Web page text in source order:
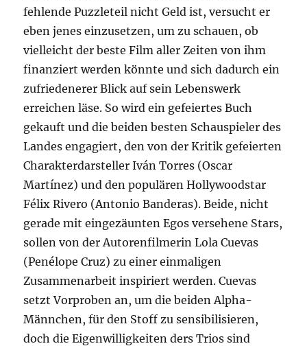
fehlende Puzzleteil nicht Geld ist, versucht er
eben jenes einzusetzen, um zu schauen, ob
vielleicht der beste Film aller Zeiten von ihm
finanziert werden könnte und sich dadurch ein
zufriedenerer Blick auf sein Lebenswerk
erreichen läse. So wird ein gefeiertes Buch
gekauft und die beiden besten Schauspieler des
Landes engagiert, den von der Kritik gefeierten
Charakterdarsteller Iván Torres (Oscar
Martínez) und den populären Hollywoodstar
Félix Rivero (Antonio Banderas). Beide, nicht
gerade mit eingezäunten Egos versehene Stars,
sollen von der Autorenfilmerin Lola Cuevas
(Penélope Cruz) zu einer einmaligen
Zusammenarbeit inspiriert werden. Cuevas
setzt Vorproben an, um die beiden Alpha-
Männchen, für den Stoff zu sensibilisieren,
doch die Eigenwilligkeiten ders Trios sind